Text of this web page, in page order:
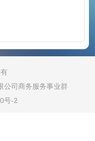
公司商务服务事业群
号-2